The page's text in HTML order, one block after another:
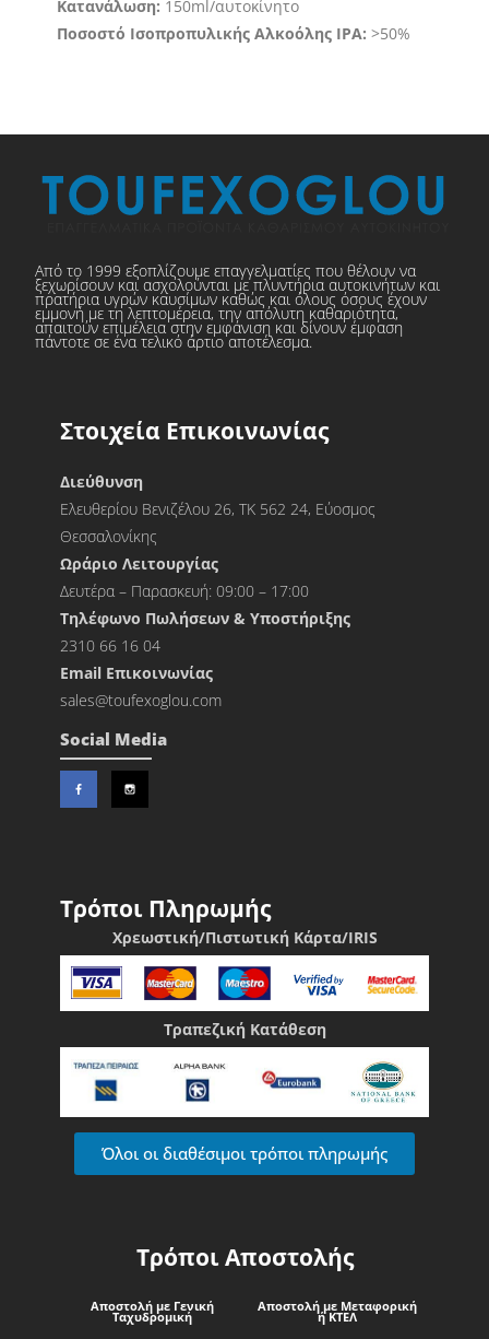
Κατανάλωση: 150ml/αυτοκίνητο
Ποσοστό Ισοπροπυλικής Αλκοόλης IPA: >50%
Από το 1999 εξοπλίζουμε επαγγελματίες που θέλουν να
ξεχωρίσουν και ασχολούνται με πλυντήρια αυτοκινήτων και
πρατήρια υγρών καυσίμων καθώς και όλους όσους έχουν
εμμονή με τη λεπτομέρεια, την απόλυτη καθαριότητα,
απαιτούν επιμέλεια στην εμφάνιση και δίνουν έμφαση
πάντοτε σε ένα τελικό άρτιο αποτέλεσμα.
Στοιχεία Επικοινωνίας
Διεύθυνση
Ελευθερίου Βενιζέλου 26, ΤΚ 562 24, Εύοσμος
Θεσσαλονίκης
Ωράριο Λειτουργίας
Δευτέρα – Παρασκευή: 09:00 – 17:00
Τηλέφωνο Πωλήσεων & Υποστήριξης
2310 66 16 04
Εmail Επικοινωνίας
sales@toufexoglou.com
Social Media
Τρόποι Πληρωμής
Χρεωστική/Πιστωτική Κάρτα/IRIS
Τραπεζική Κατάθεση
Όλοι οι διαθέσιμοι τρόποι πληρωμής
Τρόποι Αποστολής
Αποστολή με Γενική
Ταχυδρομική
Αποστολή με Μεταφορική
ή ΚΤΕΛ